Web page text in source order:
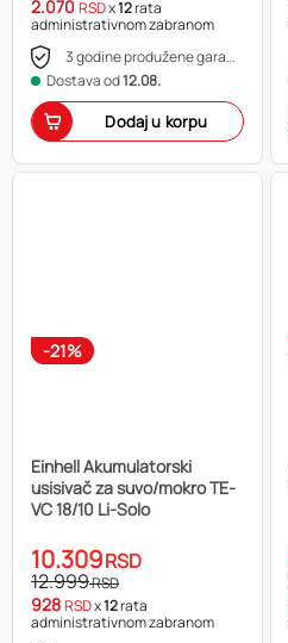
2.070RSDx12rata
administrativnom zabranom
3 godine produžene garancije
Dostava od12.08.
Dodaj u korpu
-21%
Einhell Akumulatorski
usisivač za suvo/mokro TE-
VC 18/10 Li-Solo
10.309RSD
12.999RSD
928RSDx12rata
administrativnom zabranom